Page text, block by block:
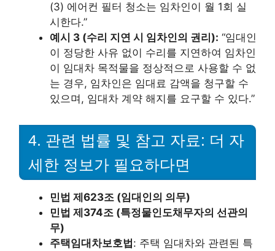
(3) 에어컨 필터 청소는 임차인이 월 1회 실
시한다.”
예시 3 (수리 지연 시 임차인의 권리): “임대인
이 정당한 사유 없이 수리를 지연하여 임차인
이 임대차 목적물을 정상적으로 사용할 수 없
는 경우, 임차인은 임대료 감액을 청구할 수
있으며, 임대차 계약 해지를 요구할 수 있다.”
4. 관련 법률 및 참고 자료: 더 자
세한 정보가 필요하다면
민법 제623조 (임대인의 의무)
민법 제374조 (특정물인도채무자의 선관의
무)
주택임대차보호법: 주택 임대차와 관련된 특